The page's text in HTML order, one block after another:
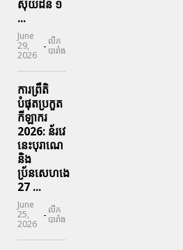
ស៊ុយដ៍ន​ ១
...
June
29,
2026
- លីក
បារាំង
ការព្រឹតិ
បំផុតប្រកួត
កីឡាករ
2026: ន័រវេ
នេះបុរាណេ
និង
ប្រ័នសេហងេ
27 ...
June
25,
2026
- លីក
បារាំង